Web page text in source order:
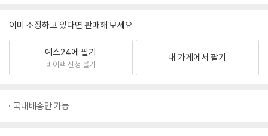
이미 소장하고 있다면 판매해 보세요.
예스24에 팔기
바이백 신청 불가
내 가게에서 팔기
국내배송만 가능